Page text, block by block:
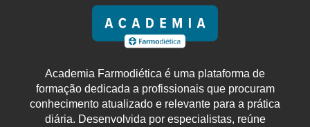
Academia Farmodiética é uma plataforma de
formação dedicada a profissionais que procuram
conhecimento atualizado e relevante para a prática
diária. Desenvolvida por especialistas, reúne